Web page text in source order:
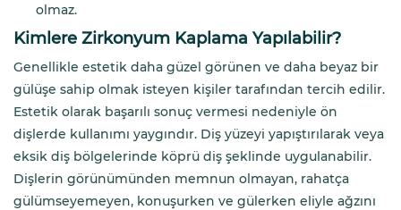
olmaz.
Kimlere Zirkonyum Kaplama Yapılabilir?
Genellikle estetik daha güzel görünen ve daha beyaz bir
gülüşe sahip olmak isteyen kişiler tarafından tercih edilir.
Estetik olarak başarılı sonuç vermesi nedeniyle ön
dişlerde kullanımı yaygındır. Diş yüzeyi yapıştırılarak veya
eksik diş bölgelerinde köprü diş şeklinde uygulanabilir.
Dişlerin görünümünden memnun olmayan, rahatça
gülümseyemeyen, konuşurken ve gülerken eliyle ağzını